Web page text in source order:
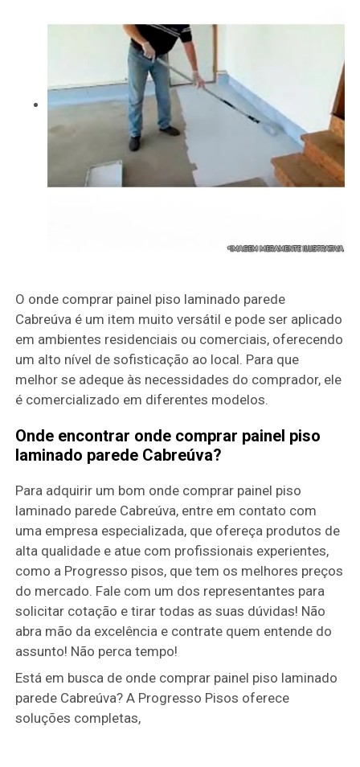
O onde comprar painel piso laminado parede
Cabreúva é um item muito versátil e pode ser aplicado
em ambientes residenciais ou comerciais, oferecendo
um alto nível de sofisticação ao local. Para que
melhor se adeque às necessidades do comprador, ele
é comercializado em diferentes modelos.
Onde encontrar onde comprar painel piso
laminado parede Cabreúva?
Para adquirir um bom onde comprar painel piso
laminado parede Cabreúva, entre em contato com
uma empresa especializada, que ofereça produtos de
alta qualidade e atue com profissionais experientes,
como a Progresso pisos, que tem os melhores preços
do mercado. Fale com um dos representantes para
solicitar cotação e tirar todas as suas dúvidas! Não
abra mão da excelência e contrate quem entende do
assunto! Não perca tempo!
Está em busca de onde comprar painel piso laminado
parede Cabreúva? A Progresso Pisos oferece
soluções completas,